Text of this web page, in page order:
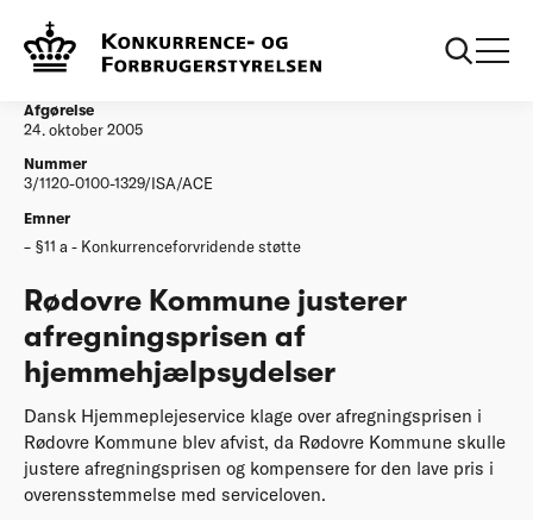
Afgørelser
hjemmehjaelpsydelser
Afgørelse
24. oktober 2005
Nummer
3/1120-0100-1329/ISA/ACE
Emner
§11 a - Konkurrenceforvridende støtte
Rødovre Kommune justerer
afregningsprisen af
hjemmehjælpsydelser
Dansk Hjemmeplejeservice klage over afregningsprisen i
Rødovre Kommune blev afvist, da Rødovre Kommune skulle
justere afregningsprisen og kompensere for den lave pris i
overensstemmelse med serviceloven.